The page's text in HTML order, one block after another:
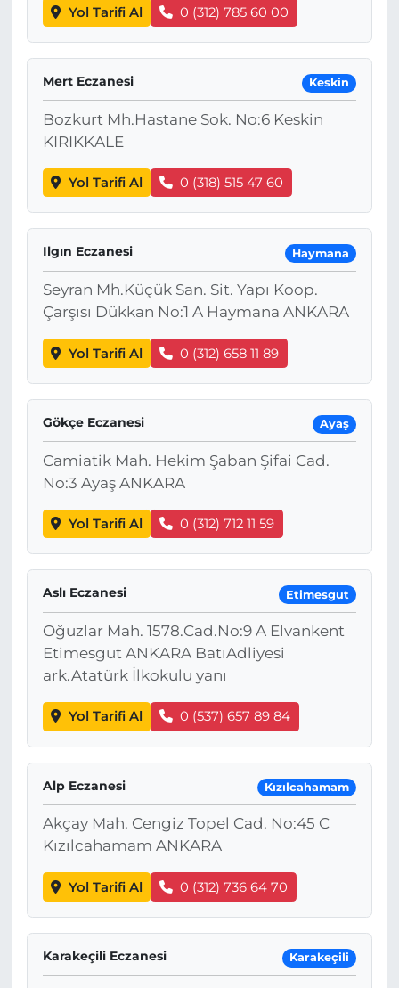
Yol Tarifi Al 0 (312) 785 60 00
Mert Eczanesi Keskin
Bozkurt Mh.Hastane Sok. No:6 Keskin
KIRIKKALE
Yol Tarifi Al 0 (318) 515 47 60
Ilgın Eczanesi Haymana
Seyran Mh.Küçük San. Sit. Yapı Koop.
Çarşısı Dükkan No:1 A Haymana ANKARA
Yol Tarifi Al 0 (312) 658 11 89
Gökçe Eczanesi Ayaş
Camiatik Mah. Hekim Şaban Şifai Cad.
No:3 Ayaş ANKARA
Yol Tarifi Al 0 (312) 712 11 59
Aslı Eczanesi Etimesgut
Oğuzlar Mah. 1578.Cad.No:9 A Elvankent
Etimesgut ANKARA BatıAdliyesi
ark.Atatürk İlkokulu yanı
Yol Tarifi Al 0 (537) 657 89 84
Alp Eczanesi Kızılcahamam
Akçay Mah. Cengiz Topel Cad. No:45 C
Kızılcahamam ANKARA
Yol Tarifi Al 0 (312) 736 64 70
Karakeçili Eczanesi Karakeçili